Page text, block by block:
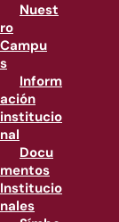
Nuest
ro
Campu
s
Inform
ación
institucio
nal
Docu
mentos
Institucio
nales